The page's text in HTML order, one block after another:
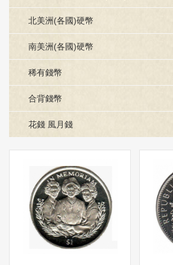
北美洲(各國)硬幣
南美洲(各國)硬幣
稀有錢幣
合背錢幣
花錢 風月錢